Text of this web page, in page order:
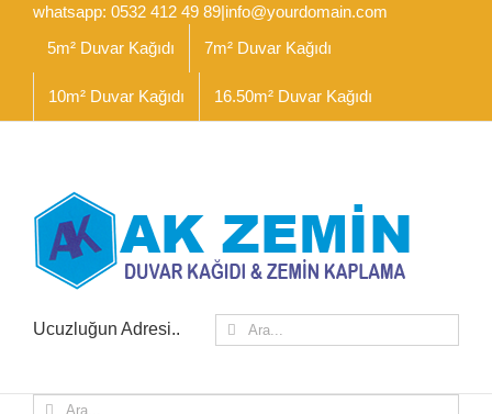
İçeriğewhatsapp: 0532 412 49 89|info@yourdomain.com
5m² Duvar Kağıdı
7m² Duvar Kağıdı
10m² Duvar Kağıdı 16.50m² Duvar Kağıdı
Ucuzluğun Adresi.. Ara:
Ara: